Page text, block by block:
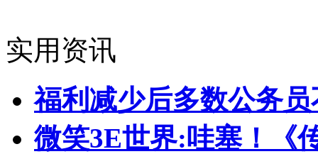
实用资讯
福利减少后多数公务
微笑3E世界:哇塞！《